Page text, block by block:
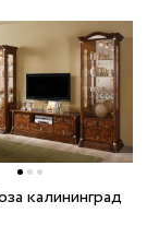
калининград